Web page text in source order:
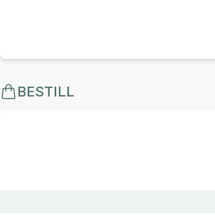
BESTILL